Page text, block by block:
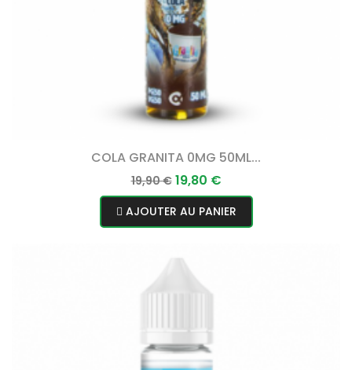
COLA GRANITA 0MG 50ML...
Prix
normal
19,90 € Prix
19,80 €
AJOUTER AU PANIER